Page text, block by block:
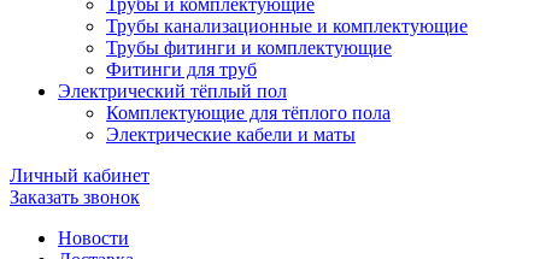
Трубы и комплектующие
Трубы канализационные и комплектующие
Трубы фитинги и комплектующие
Фитинги для труб
Электрический тёплый пол
Комплектующие для тёплого пола
Электрические кабели и маты
Личный кабинет
Заказать звонок
Новости